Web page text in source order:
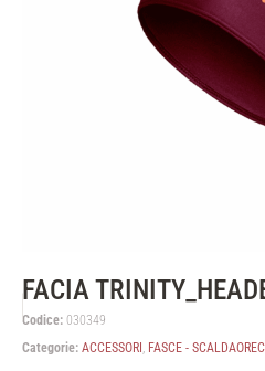
FACIA
Codice: 030349
Categorie: ACCESSORI , FASCE -